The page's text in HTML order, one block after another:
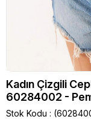
Kadın Çizgili
60284002 -
Stok Kodu